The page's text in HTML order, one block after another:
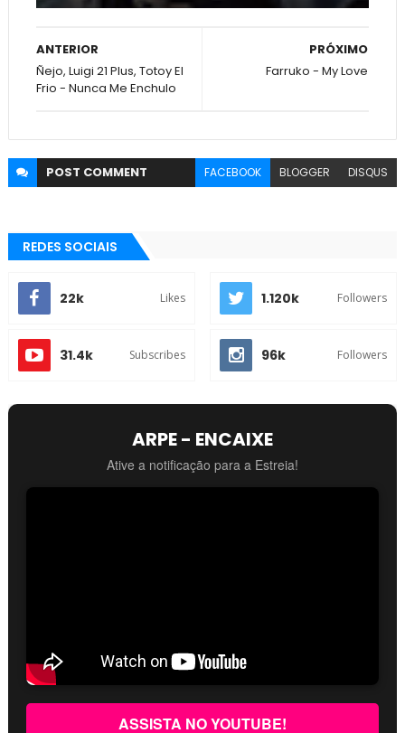
PRÓXIMO
Farruko - My Love
ANTERIOR
Ñejo, Luigi 21 Plus, Totoy El
Frio - Nunca Me Enchulo
POST COMMENT FACEBOOK BLOGGER DISQUS
REDES SOCIAIS
22k Likes 1.120k Followers
31.4k Subscribes 96k Followers
ARPE - ENCAIXE
Ative a notificação para a Estreia!
ASSISTA NO YOUTUBE!